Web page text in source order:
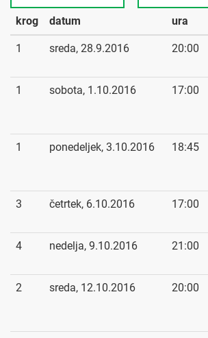
krog datum ura
1 sreda, 28.9.2016 20:00
1 sobota, 1.10.2016 17:00
1 ponedeljek, 3.10.2016 18:45
3 četrtek, 6.10.2016 17:00
4 nedelja, 9.10.2016 21:00
2 sreda, 12.10.2016 20:00